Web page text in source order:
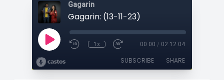
Gagarin
Gagarin: (13-11-23)
1x 00:00 / 02:12:04
SUBSCRIBE SHARE